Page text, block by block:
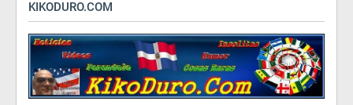
KIKODURO.COM